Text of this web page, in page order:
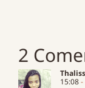
2
15:08-